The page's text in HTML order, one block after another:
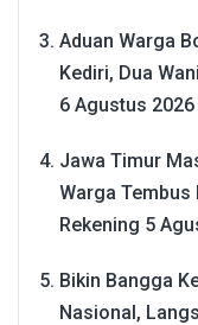
Aduan Warga
Kediri, Dua
6 Agustus 2026
Jawa Timur
Warga Tembus
Rekening 5
Bikin Bangga
Nasional,